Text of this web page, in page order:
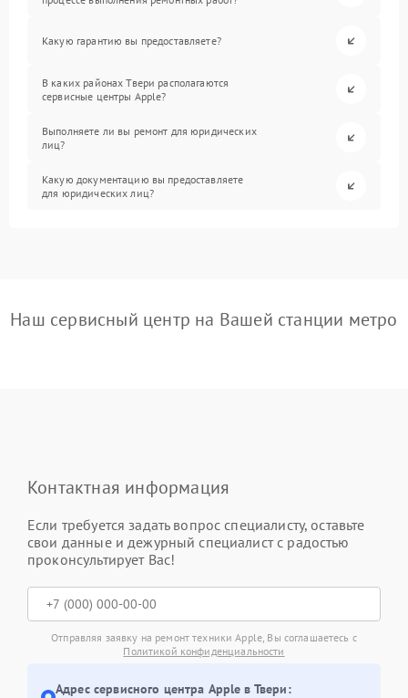
Какую гарантию вы предоставляете?
В каких районах Твери располагаются
сервисные центры Apple?
Выполняете ли вы ремонт для юридических
лиц?
Какую документацию вы предоставляете
для юридических лиц?
Наш сервисный центр на Вашей станции метро
Контактная информация
Если требуется задать вопрос специалисту, оставьте
свои данные и дежурный специалист с радостью
проконсультирует Вас!
Отправляя заявку на ремонт техники Apple, Вы соглашаетесь с
Политикой конфиденциальности
Адрес сервисного центра Apple в Твери: